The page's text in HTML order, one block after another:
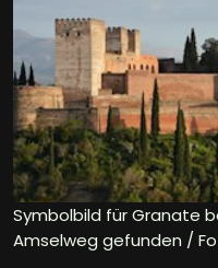
Symbolbild für Granate
Amselweg gefunden /